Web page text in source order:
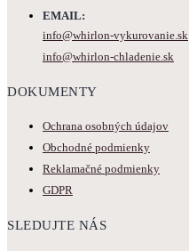
EMAIL:
info@whirlon-vykurovanie.sk
info@whirlon-chladenie.sk
DOKUMENTY
Ochrana osobných údajov
Obchodné podmienky
Reklamačné podmienky
GDPR
SLEDUJTE NÁS